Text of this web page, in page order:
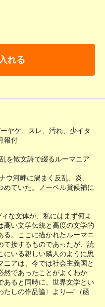
れる
ケ、スレ、汚れ、少イタ
報付
を散文詩で綴るルーマニア
河畔に渦まく反乱、炎、
めていた。ノーベル賞候補に
な文体が、私にはまず何よ
高い文学伝統と高度の文学的
る。ここに描かれたルーマニ
て接するものであったが、読
にいる親しい隣人のように思
ニアは、今では社会主義国と
然であったことがよくわか
あると同時に、世界文学とい
しの作品論〉より―”（函